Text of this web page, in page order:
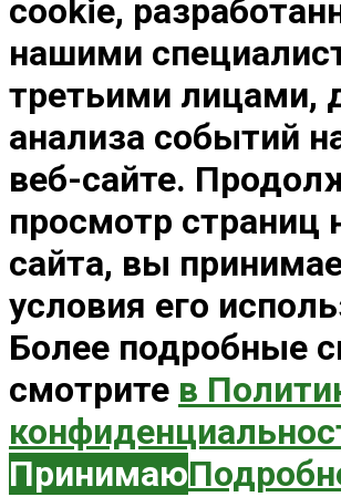
cookie,
нашими
третьими лицами,
анализа событий
веб-сайте.
просмотр страниц
сайта, вы
условия его
Более подробные
смотрите в
Принимаю